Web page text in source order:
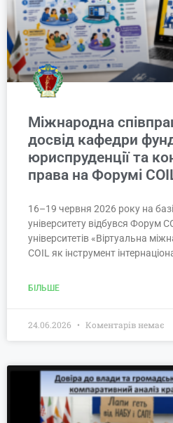
Міжнародна
досвід кафедри
юриспруденції та
права на Форумі
16–19 червня 2026 року на
університету відбувся Форум
університетів «Віртуальна
COIL як інструмент
БІЛЬШЕ
24.06.2026 Коментарів немає